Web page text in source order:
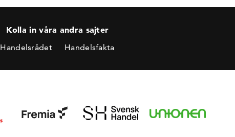
Kolla in våra andra sajter
Handelsrådet Handelsfakta